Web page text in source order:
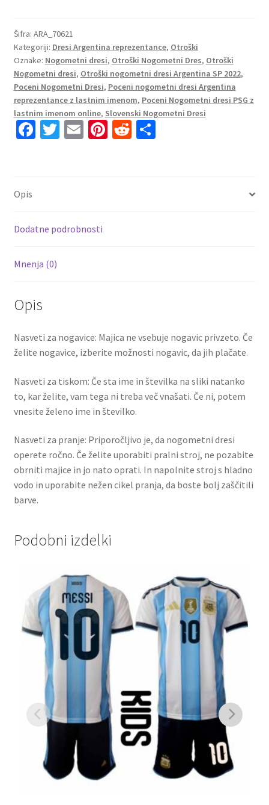
Argentina
Gostujoči
SP
2022
Kratek
Rokav
+
Kratke
Šifra: ARA_70621
Kategoriji: Dresi Argentina reprezentance, Otroški
Oznake: Nogometni dresi, Otroški Nogometni Dres, Otroški
Nogometni dresi, Otroški nogometni dresi Argentina SP 2022,
Poceni Nogometni Dresi, Poceni nogometni dresi Argentina
reprezentance z lastnim imenom, Poceni Nogometni dresi PSG z
lastnim imenom online, Slovenski Nogometni Dresi
Fa
k
T E Pi R S
Opis
Dodatne podrobnosti
Mnenja (0)
Opis
Nasveti za nogavice: Majica ne vsebuje nogavic privzeto. Če
želite nogavice, izberite možnosti nogavic, da jih plačate.
Nasveti za tiskom: Če sta ime in številka na sliki natanko
to, kar želite, vam tega ni treba več vnašati. Če ni, potem
vnesite želeno ime in številko.
Nasveti za pranje: Priporočljivo je, da nogometni dresi
operete ročno. Če želite uporabiti pralni stroj, ne pozabite
obrniti majice in jo nato oprati. In napolnite stroj s hladno
vodo in uporabite nežen cikel pranja, da boste bolj zaščitili
barve.
Podobni izdelki